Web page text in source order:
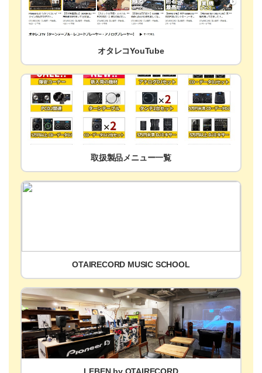
オタレコYouTube
取扱製品メニュー一覧
OTAIRECORD MUSIC SCHOOL